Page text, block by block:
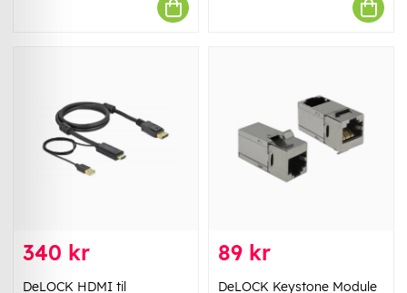
340 kr
DeLOCK HDMI til
89 kr
DeLOCK Keystone Module